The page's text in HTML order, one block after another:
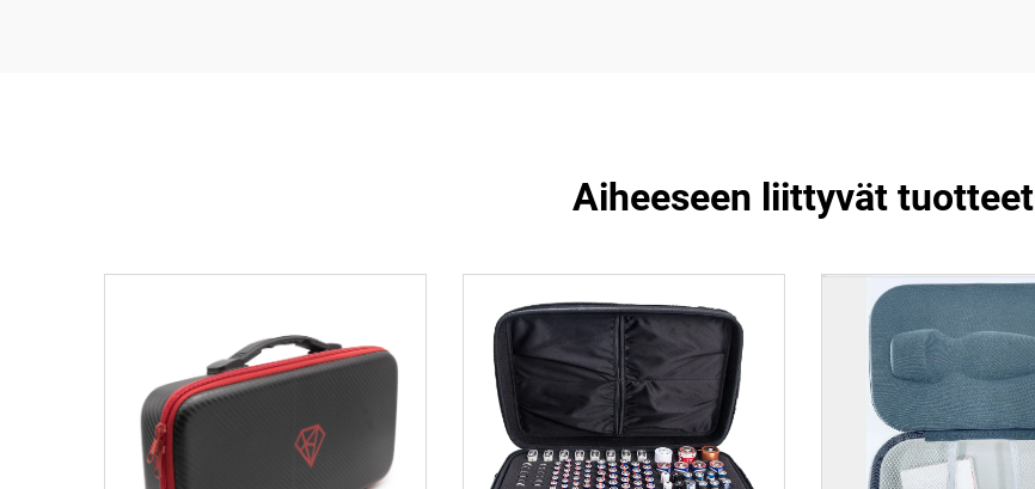
Aiheeseen liittyvät tuotteet